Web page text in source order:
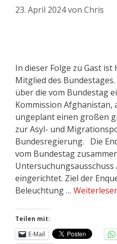
23. April 2024von Chris
In dieser Folge zu Gast ist
Mitglied des
über die vom Bundestag
Kommission Afghanistan,
ungeplant einen großen
zur Asyl- und
Bundesregierung. Die
vom Bundestag
eingerichtet. Ziel der
Beleuchtung …
Teilen mit:
E-Mail